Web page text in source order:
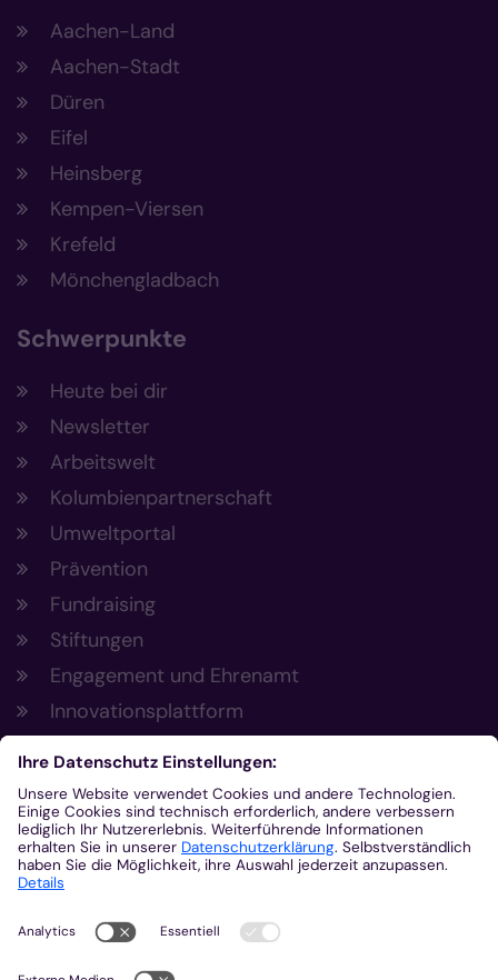
Aachen-Land
Aachen-Stadt
Düren
Eifel
Heinsberg
Kempen-Viersen
Krefeld
Mönchengladbach
Schwerpunkte
Heute bei dir
Newsletter
Arbeitswelt
Kolumbienpartnerschaft
Umweltportal
Prävention
Fundraising
Stiftungen
Engagement und Ehrenamt
Innovationsplattform
Aus der Plattform
Nachrichten
Veranstaltungen
Gottesdienste
Stellenangebote
Kirchenzeitung